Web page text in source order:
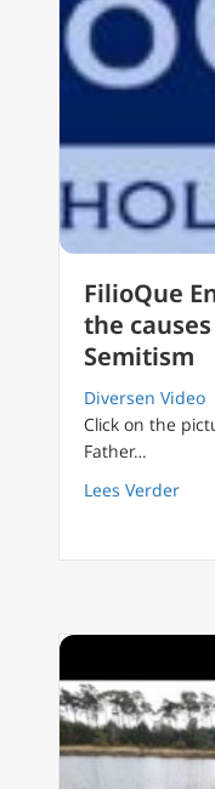
FilioQue
the
Semitism
Diversen Video
Click on the
Father…
Lees Verder